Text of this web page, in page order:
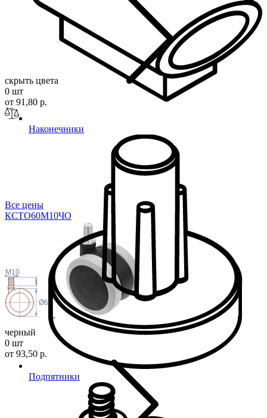
Наконечники
Подпятники
скрыть цвета
0 шт
от 91,80 р.
Все цены
КСТО60М10ЧО
M10
Ø60
черный
0 шт
от 93,50 р.